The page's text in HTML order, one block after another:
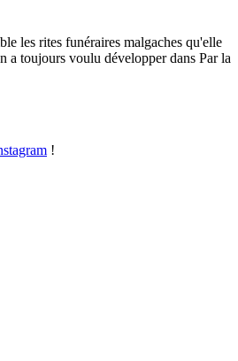
les rites funéraires malgaches qu'elle
a toujours voulu développer dans Par la
!